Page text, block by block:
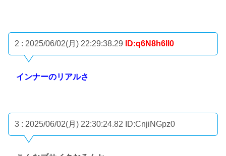
2 : 2025/06/02(月) 22:29:38.29 ID:q6N8h6ll0
インナーのリアルさ
3 : 2025/06/02(月) 22:30:24.82 ID:CnjiNGpz0